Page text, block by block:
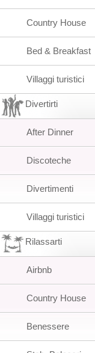
Country House
Bed & Breakfast
Villaggi turistici
Divertirti
After Dinner
Discoteche
Divertimenti
Villaggi turistici
Rilassarti
Airbnb
Country House
Benessere